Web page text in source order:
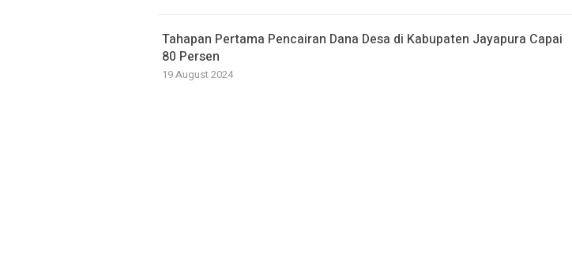
Tahapan Pertama Pencairan Dana Desa di Kabupaten Jayapura Capai
80 Persen
19 August 2024